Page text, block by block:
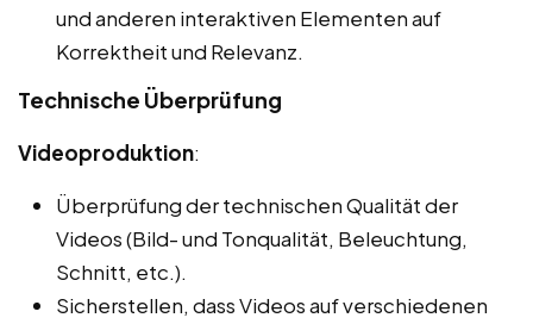
und anderen interaktiven Elementen auf
Korrektheit und Relevanz.
Technische Überprüfung
Videoproduktion:
Überprüfung der technischen Qualität der
Videos (Bild- und Tonqualität, Beleuchtung,
Schnitt, etc.).
Sicherstellen, dass Videos auf verschiedenen